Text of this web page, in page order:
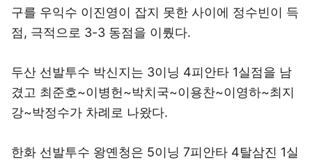
구를 우익수 이진영이 잡지 못한 사이에 정수빈이 득
점, 극적으로 3-3 동점을 이뤘다.
두산 선발투수 박신지는 3이닝 4피안타 1실점을 남
겼고 최준호~이병헌~박치국~이용찬~이영하~최지
강~박정수가 차례로 나왔다.
한화 선발투수 왕옌청은 5이닝 7피안타 4탈삼진 1실